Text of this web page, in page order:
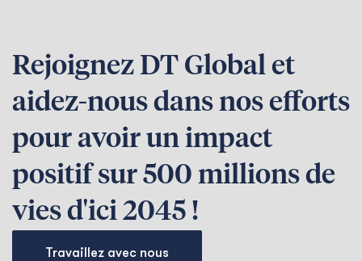
Rejoignez DT Global et
aidez-nous dans nos efforts
pour avoir un impact
positif sur 500 millions de
vies d'ici 2045 !
Travaillez avec nous